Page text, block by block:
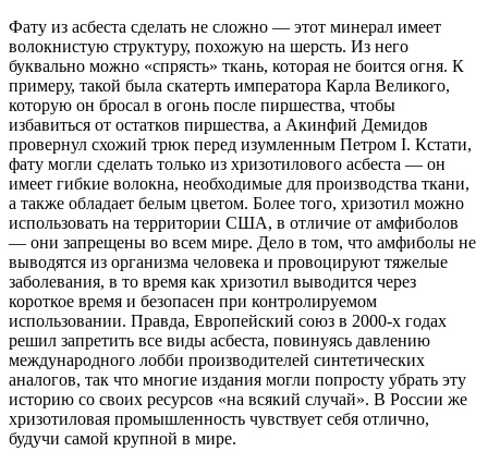
Фату из асбеста сделать не сложно — этот минерал имеет
волокнистую структуру, похожую на шерсть. Из него
буквально можно «спрясть» ткань, которая не боится огня. К
примеру, такой была скатерть императора Карла Великого,
которую он бросал в огонь после пиршества, чтобы
избавиться от остатков пиршества, а Акинфий Демидов
провернул схожий трюк перед изумленным Петром I. Кстати,
фату могли сделать только из хризотилового асбеста — он
имеет гибкие волокна, необходимые для производства ткани,
а также обладает белым цветом. Более того, хризотил можно
использовать на территории США, в отличие от амфиболов
— они запрещены во всем мире. Дело в том, что амфиболы не
выводятся из организма человека и провоцируют тяжелые
заболевания, в то время как хризотил выводится через
короткое время и безопасен при контролируемом
использовании. Правда, Европейский союз в 2000-х годах
решил запретить все виды асбеста, повинуясь давлению
международного лобби производителей синтетических
аналогов, так что многие издания могли попросту убрать эту
историю со своих ресурсов «на всякий случай». В России же
хризотиловая промышленность чувствует себя отлично,
будучи самой крупной в мире.